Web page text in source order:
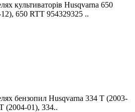
культиваторів Husqvarna 650
650 RTT 954329325 ..
бензопил Husqvarna 334 T (2003-
(2004-01), 334..